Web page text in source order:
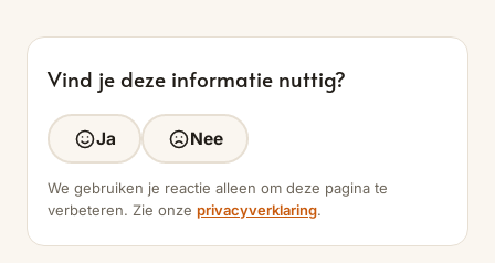
Vind je deze informatie nuttig?
Ja Nee
We gebruiken je reactie alleen om deze pagina te
verbeteren. Zie onze privacyverklaring.